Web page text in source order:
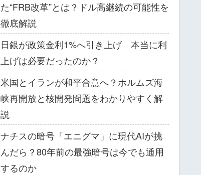
た“FRB改革”とは？ドル高継続の可能性を
徹底解説
日銀が政策金利1%へ引き上げ 本当に利
上げは必要だったのか？
米国とイランが和平合意へ？ホルムズ海
峡再開放と核開発問題をわかりやすく解
説
ナチスの暗号「エニグマ」に現代AIが挑
んだら？80年前の最強暗号は今でも通用
するのか